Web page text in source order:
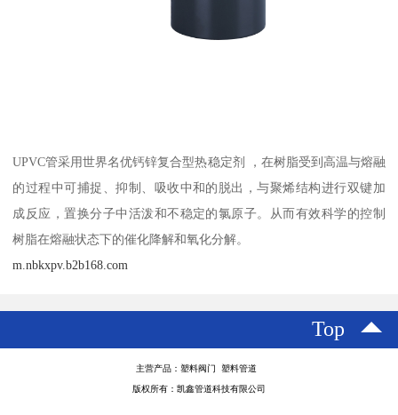
UPVC管采用世界名优钙锌复合型热稳定剂 ，在树脂受到高温与熔融
的过程中可捕捉、抑制、吸收中和的脱出，与聚烯结构进行双键加
成反应，置换分子中活泼和不稳定的氯原子。从而有效科学的控制
树脂在熔融状态下的催化降解和氧化分解。
m.nbkxpv.b2b168.com
Top
主营产品：塑料阀门 塑料管道
版权所有：凯鑫管道科技有限公司